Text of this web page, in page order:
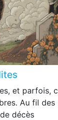
et parfois,
Au fil des
décès